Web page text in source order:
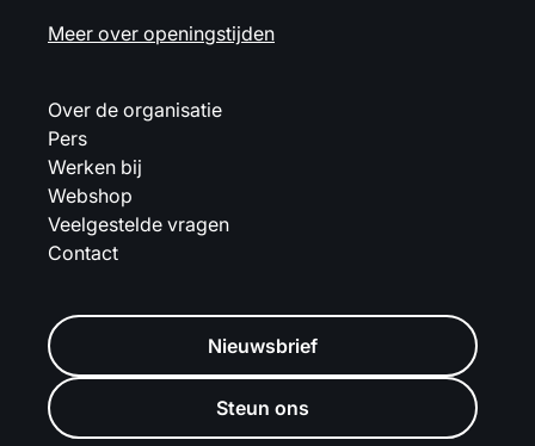
Meer over openingstijden
Over de organisatie
Pers
Werken bij
Webshop
Veelgestelde vragen
Contact
Nieuwsbrief
Steun ons